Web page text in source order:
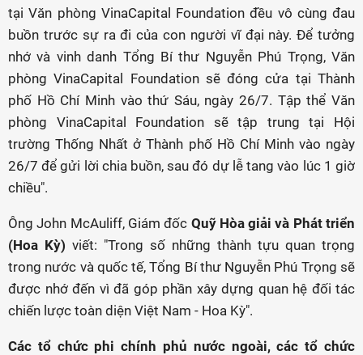
tại Văn phòng VinaCapital Foundation đều vô cùng đau
buồn trước sự ra đi của con người vĩ đại này. Để tưởng
nhớ và vinh danh Tổng Bí thư Nguyễn Phú Trọng, Văn
phòng VinaCapital Foundation sẽ đóng cửa tại Thành
phố Hồ Chí Minh vào thứ Sáu, ngày 26/7. Tập thể Văn
phòng VinaCapital Foundation sẽ tập trung tại Hội
trường Thống Nhất ở Thành phố Hồ Chí Minh vào ngày
26/7 để gửi lời chia buồn, sau đó dự lễ tang vào lúc 1 giờ
chiều".
Ông John McAuliff, Giám đốc Quỹ Hòa giải và Phát triển
(Hoa Kỳ) viết: "Trong số những thành tựu quan trọng
trong nước và quốc tế, Tổng Bí thư Nguyễn Phú Trọng sẽ
được nhớ đến vì đã góp phần xây dựng quan hệ đối tác
chiến lược toàn diện Việt Nam - Hoa Kỳ".
Các tổ chức phi chính phủ nước ngoài, các tổ chức